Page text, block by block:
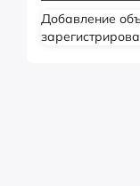
Добавление